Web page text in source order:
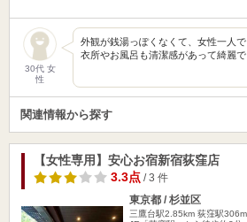
30代 女
性
外観が銭湯っぽくなくて、女性一人
衣所やお風呂も清潔感があって綺麗で
関連情報から探す
【女性専用】安心お宿新宿荻窪店
3.3点/ 3 件
東京都 / 杉並区
三鷹台駅2.85km 荻窪駅306m